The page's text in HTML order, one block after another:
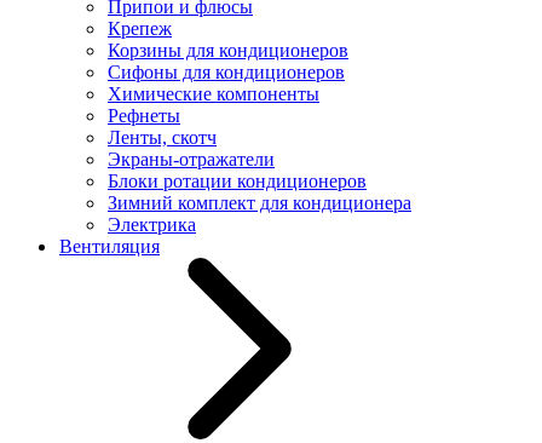
Припои и флюсы
Крепеж
Корзины для кондиционеров
Сифоны для кондиционеров
Химические компоненты
Рефнеты
Ленты, скотч
Экраны-отражатели
Блоки ротации кондиционеров
Зимний комплект для кондиционера
Электрика
Вентиляция